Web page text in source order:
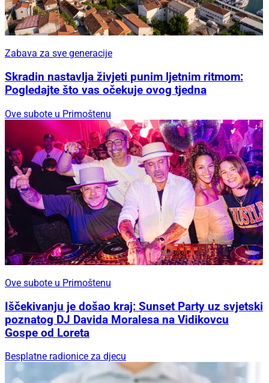
Zabava za sve generacije
Skradin nastavlja živjeti punim ljetnim ritmom:
Pogledajte što vas očekuje ovog tjedna
Ove subote u Primoštenu
Ove subote u Primoštenu
Iščekivanju je došao kraj: Sunset Party uz svjetski
poznatog DJ Davida Moralesa na Vidikovcu
Gospe od Loreta
Besplatne radionice za djecu